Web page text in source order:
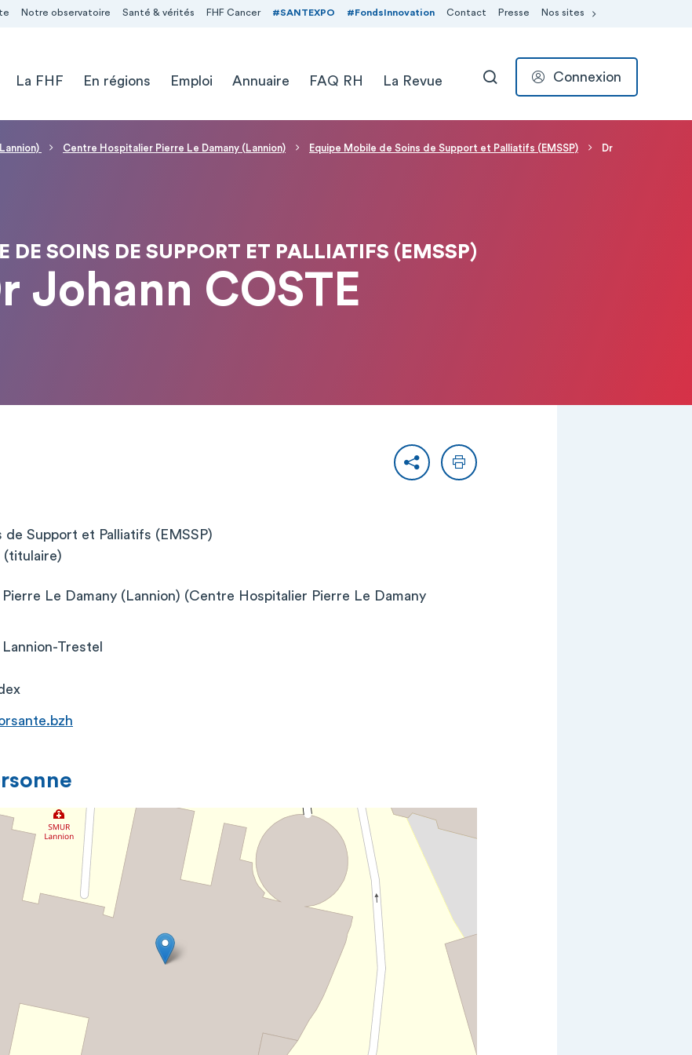
Notre observatoire Santé & vérités FHF Cancer #SANTEXPO #FondsInnovation Contact Presse Nos sites
La FHF En régions Emploi Annuaire FAQ RH La Revue RECHERCHER
Connexion
Centre Hospitalier Pierre Le Damany (Lannion) Equipe Mobile de Soins de Support et Palliatifs (EMSSP)
Dr
DE SOINS DE SUPPORT ET PALLIATIFS (EMSSP)
Johann COSTE
PartagerImprimer
de Support et Palliatifs (EMSSP)
(titulaire)
Le Damany (Lannion) (Centre Hospitalier Pierre Le Damany
Trestel